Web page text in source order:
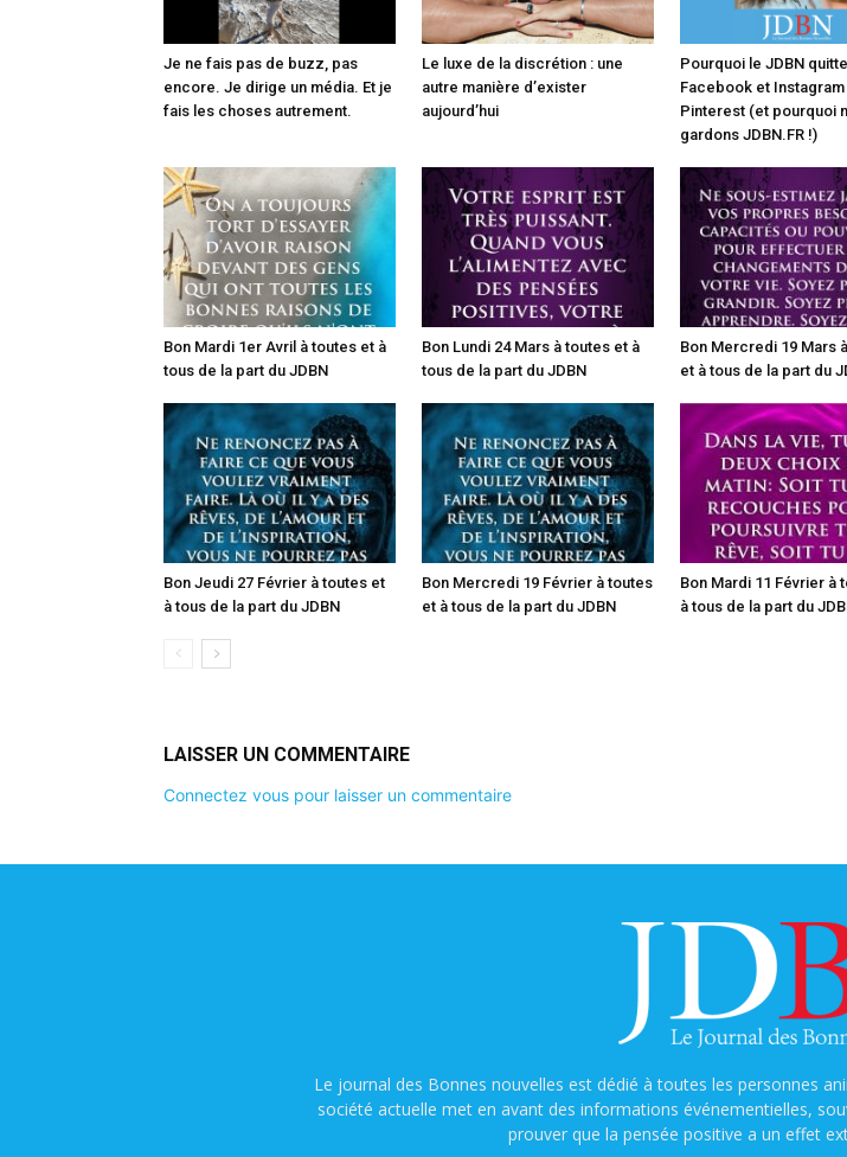
Je ne fais pas de buzz, pas
encore. Je dirige un média. Et je
fais les choses autrement.
Le luxe de la discrétion : une
autre manière d’exister
aujourd’hui
Pourquoi le JDBN quitte
Facebook et
Pinterest (et pourquoi
gardons JDBN.FR !)
Bon Mardi 1er Avril à toutes et à
tous de la part du JDBN
Bon Lundi 24 Mars à toutes et à
tous de la part du JDBN
Bon Mercredi 19 Mars
et à tous de la part du
Bon Jeudi 27 Février à toutes et
à tous de la part du JDBN
Bon Mercredi 19 Février à toutes
et à tous de la part du JDBN
Bon Mardi 11 Février à
à tous de la part du
LAISSER UN COMMENTAIRE
Connectez vous pour laisser un commentaire
Le journal des Bonnes nouvelles est dédié à toutes les personnes
société actuelle met en avant des informations événementielles,
prouver que la pensée positive a un effet